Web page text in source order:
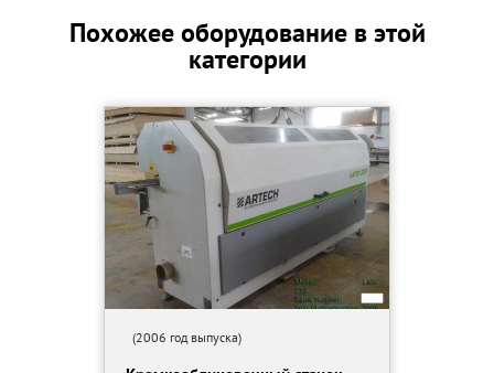
- подача заготовок для облицовки осуществляется в ручном
автоматическом режиме из специально оборудованного
магазина, что существенно упрощает работу оператора;
- стабильное и плавное перемещение облицовочного
материала обеспечивает частотный преобразователь;
- конструкция станка обладает большим запасом прочности, что
гарантирует длительный срок эксплуатации оборудования в
течение длительного времени в различных внешних условиях;
- резервуар для подготовки клея-расплава к работе расположен
внизу, благодаря чему обеспечивается постоянная циркуляция
клеевого состава, что исключает его перегревание и,
следовательно, продлевает срок его применения;
Похожее оборудование в этой
категории
(2006 год выпуска)